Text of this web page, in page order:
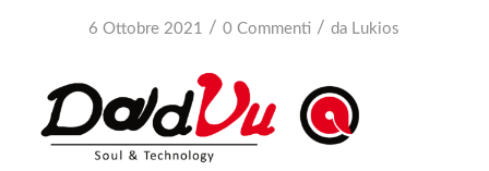
6 Ottobre 2021 / 0 Commenti / da Lukios